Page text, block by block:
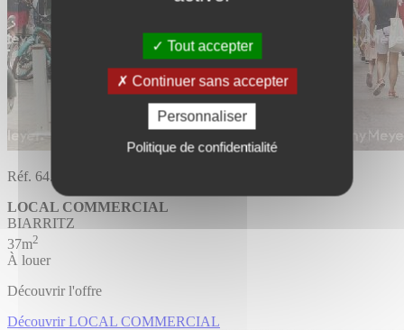
Tout accepter
Continuer sans accepter
Personnaliser
Politique de confidentialité
Réf. 64.1518
LOCAL COMMERCIAL
BIARRITZ
37m2
À louer
Découvrir l'offre
Découvrir LOCAL COMMERCIAL